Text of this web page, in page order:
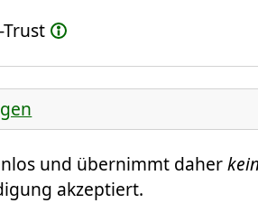
und übernimmt daher
akzeptiert.